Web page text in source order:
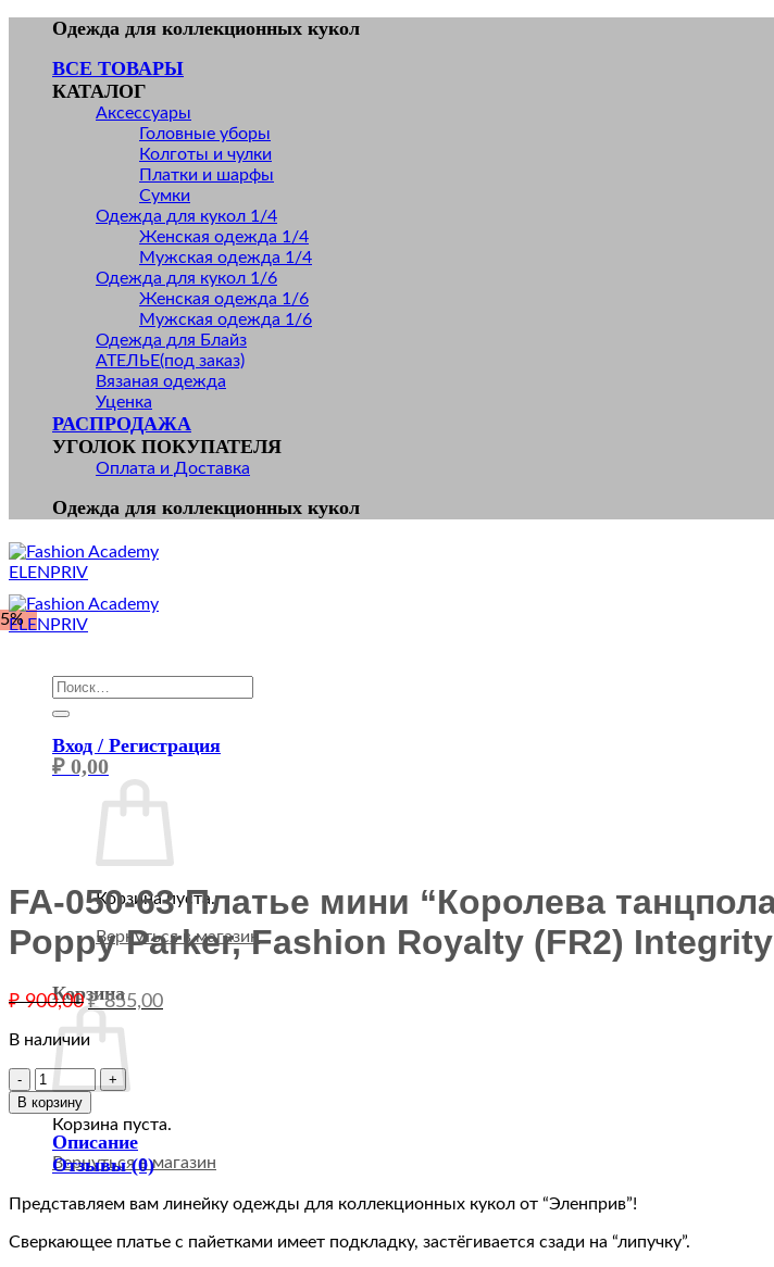
content
Одежда для коллекционных кукол
ВСЕ ТОВАРЫ
КАТАЛОГ
Аксессуары
Головные уборы
Колготы и чулки
Платки и шарфы
Сумки
Одежда для кукол 1/4
Женская одежда 1/4
Мужская одежда 1/4
Одежда для кукол 1/6
Женская одежда 1/6
Мужская одежда 1/6
Одежда для Блайз
АТЕЛЬЕ(под заказ)
Вязаная одежда
Уценка
РАСПРОДАЖА
УГОЛОК ПОКУПАТЕЛЯ
Оплата и Доставка
Одежда для коллекционных кукол
Искать:
Вход / Регистрация
₽ 0,00
Корзина пуста.
Вернуться в магазин
Корзина
Корзина пуста.
Вернуться в магазин
FA-050-63 Платье мини “Королева
Poppy Parker, Fashion Royalty (FR2)
₽900,00Первоначальная
цена
составляла
₽855,00Текущая
В наличии
Количество
товара
FA-
050-
мини
танцпола"
В корзину
Описание
Отзывы (0)
Представляем вам линейку одежды для коллекционных кукол от “Эленприв”!
Сверкающее платье с пайетками имеет подкладку, застёгивается сзади на “липучку”.